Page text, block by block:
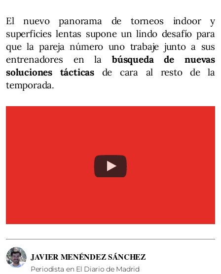
El nuevo panorama de torneos indoor y
superficies lentas supone un lindo desafío para
que la pareja número uno trabaje junto a sus
entrenadores en la búsqueda de nuevas
soluciones tácticas de cara al resto de la
temporada.
JAVIER MENÉNDEZ SÁNCHEZ
Periodista en El Diario de Madrid